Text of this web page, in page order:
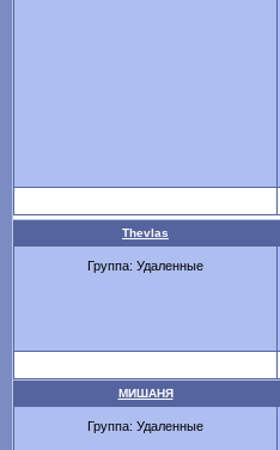
Thevlas
Группа: Удаленные
МИШАНЯ
Группа: Удаленные